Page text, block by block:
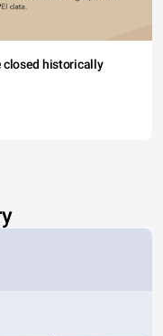
closed historically